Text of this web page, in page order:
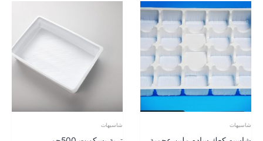
شاسيهات شاسيهات